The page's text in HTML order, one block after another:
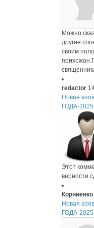
Можно
другие
своим
redactor
Новая
ГОДА-
Этот
верности
Новая
ГОДА-